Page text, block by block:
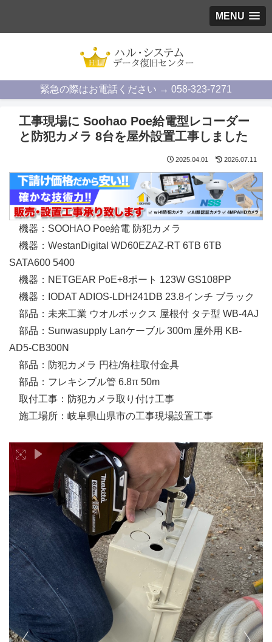
MENU
緊急の際はお電話ください → 058-323-7271
工事現場に Soohao Poe給電型レコーダー
と防犯カメラ 8台を屋外設置工事しました
2025.04.01 2026.07.11
機器：SOOHAO Poe給電 防犯カメラ
機器：WestanDigital WD60EZAZ-RT 6TB 6TB
SATA600 5400
機器：NETGEAR PoE+8ポート 123W GS108PP
機器：IODAT ADIOS-LDH241DB 23.8インチ ブラック
部品：未来工業 ウオルボックス 屋根付 タテ型 WB-4AJ
部品：Sunwasupply Lanケーブル 300m 屋外用 KB-
AD5-CB300N
部品：防犯カメラ 円柱/角柱取付金具
部品：フレキシブル管 6.8π 50m
取付工事：防犯カメラ取り付け工事
施工場所：岐阜県山県市の工事現場設置工事